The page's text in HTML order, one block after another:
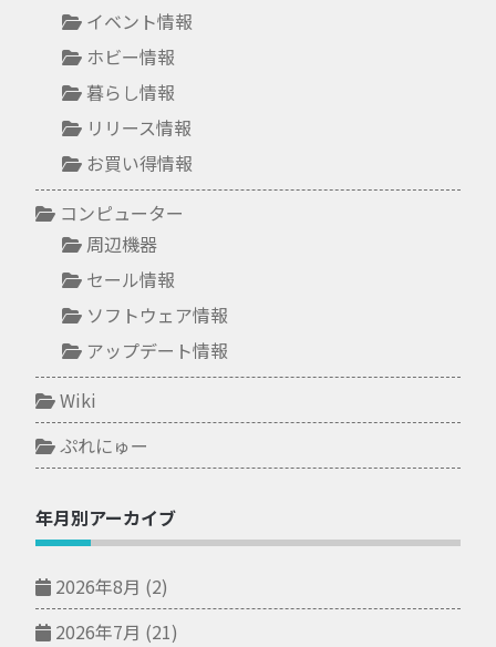
イベント情報
ホビー情報
暮らし情報
リリース情報
お買い得情報
コンピューター
周辺機器
セール情報
ソフトウェア情報
アップデート情報
Wiki
ぷれにゅー
年月別アーカイブ
2026年8月 (2)
2026年7月 (21)